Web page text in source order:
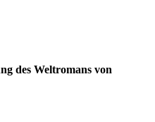
des Weltromans von